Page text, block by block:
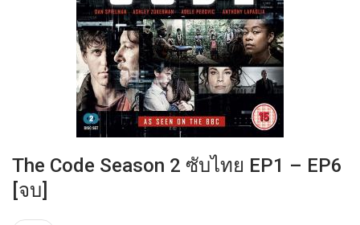
The Code Season 2 ซับไทย EP1 – EP6
[จบ]